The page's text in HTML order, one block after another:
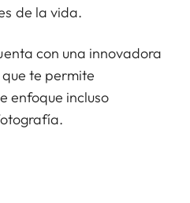
de la vida.
con una innovadora
te permite
enfoque incluso